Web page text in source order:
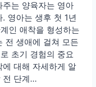
는 양육자는 영아
영아는 생후 첫 1년
인 애착을 형성하는
전 생애에 걸쳐 모든
초기 경험의 중요
대해 자세하게 알
전 단계…